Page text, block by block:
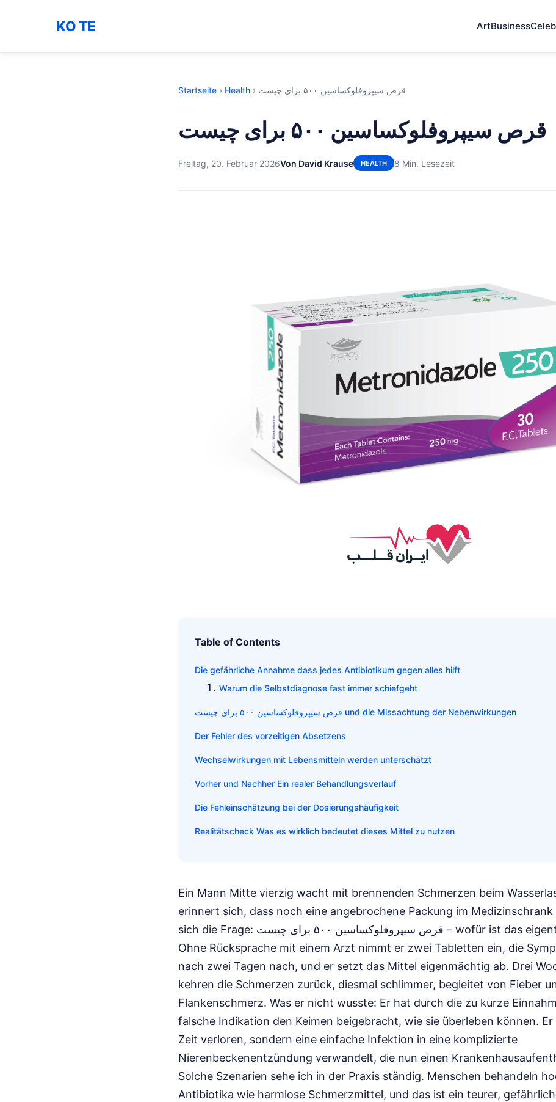
KO TE ArtBusiness
Startseite › Health › قرص سیپروفلوکساسین ۵۰۰ برای چیست
قرص سیپروفلوکساسین ۵۰۰ برای چیست
Freitag, 20. Februar 2026Von David Krause HEALTH 8 Min. Lesezeit
Table of Contents
Die gefährliche Annahme dass jedes Antibiotikum gegen alles hilft
Warum die Selbstdiagnose fast immer schiefgeht
قرص سیپروفلوکساسین ۵۰۰ برای چیست und die Missachtung der Nebenwirkungen
Der Fehler des vorzeitigen Absetzens
Wechselwirkungen mit Lebensmitteln werden unterschätzt
Vorher und Nachher Ein realer Behandlungsverlauf
Die Fehleinschätzung bei der Dosierungshäufigkeit
Realitätscheck Was es wirklich bedeutet dieses Mittel zu nutzen
Ein Mann Mitte vierzig wacht mit brennenden Schmerzen beim
erinnert sich, dass noch eine angebrochene Packung im
sich die Frage: قرص سیپروفلوکساسین ۵۰۰ برای چیست – wofür ist das eigentlich genau?
Ohne Rücksprache mit einem Arzt nimmt er zwei Tabletten ein, die
nach zwei Tagen nach, und er setzt das Mittel eigenmächtig ab. Drei
kehren die Schmerzen zurück, diesmal schlimmer, begleitet von Fieber
Flankenschmerz. Was er nicht wusste: Er hat durch die zu kurze
falsche Indikation den Keimen beigebracht, wie sie überleben können.
Zeit verloren, sondern eine einfache Infektion in eine komplizierte
Nierenbeckenentzündung verwandelt, die nun einen
Solche Szenarien sehe ich in der Praxis ständig. Menschen behandeln
Antibiotika wie harmlose Schmerzmittel, und das ist ein teurer,